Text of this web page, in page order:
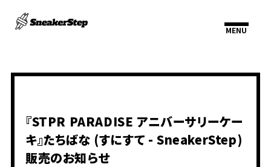
『STPR PARADISE アニバーサリーケー
キ』たちばな (すにすて - SneakerStep)
販売のお知らせ